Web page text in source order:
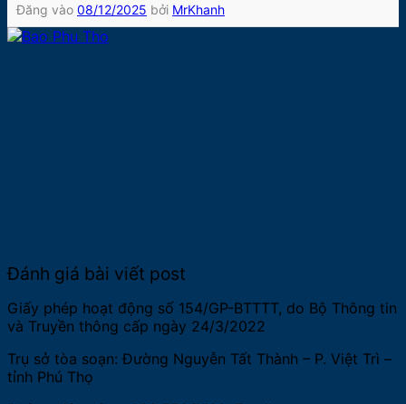
Đăng vào 08/12/2025 bởi MrKhanh
Đánh giá bài viết post
Giấy phép hoạt động số 154/GP-BTTTT, do Bộ Thông tin
và Truyền thông cấp ngày 24/3/2022
Trụ sở tòa soạn: Đường Nguyễn Tất Thành – P. Việt Trì –
tỉnh Phú Thọ